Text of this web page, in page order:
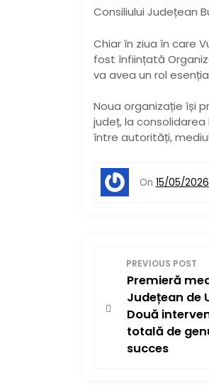
Consiliului Județean
Chiar în ziua în care
fost înființată
va avea un rol
Noua organizație își
județ, la
între autorități,
On 15/05/2026
PREVIOUS POST
Premieră
Județean de
Două
totală de
succes